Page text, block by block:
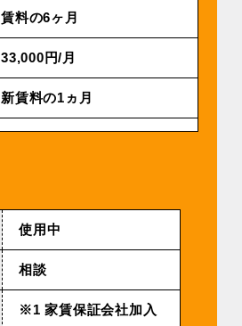
賃料の6ヶ月
33,000円/⽉
新賃料の1ヵ月
使用中
相談
※1 家賃保証会社加入